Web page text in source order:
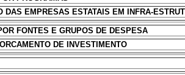
DAS EMPRESAS ESTATAIS EM INFRA-
FONTES E GRUPOS DE DESPESA
DE INVESTIMENTO